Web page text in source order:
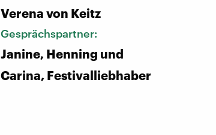
Verena von Keitz
Gesprächspartner:
Janine, Henning und
Carina, Festivalliebhaber